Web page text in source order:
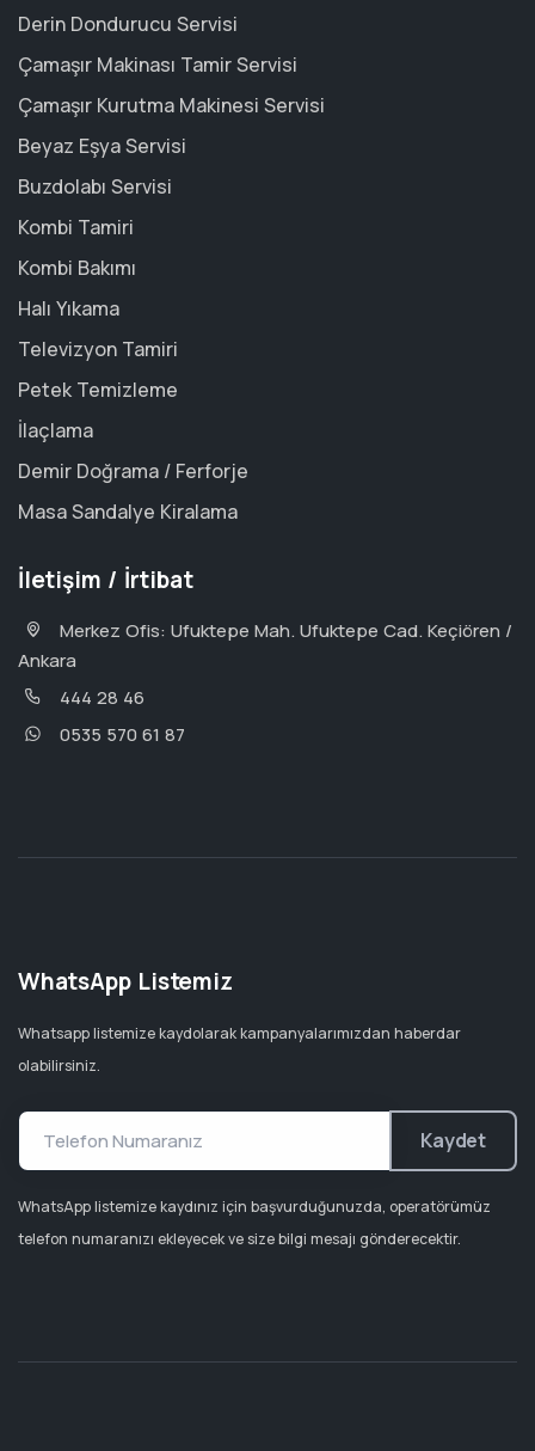
Derin Dondurucu Servisi
Çamaşır Makinası Tamir Servisi
Çamaşır Kurutma Makinesi Servisi
Beyaz Eşya Servisi
Buzdolabı Servisi
Kombi Tamiri
Kombi Bakımı
Halı Yıkama
Televizyon Tamiri
Petek Temizleme
İlaçlama
Demir Doğrama / Ferforje
Masa Sandalye Kiralama
İletişim / İrtibat
Merkez Ofis: Ufuktepe Mah. Ufuktepe Cad. Keçiören /
Ankara
444 28 46
0535 570 61 87
WhatsApp Listemiz
Whatsapp listemize kaydolarak kampanyalarımızdan haberdar
olabilirsiniz.
Kaydet
WhatsApp listemize kaydınız için başvurduğunuzda, operatörümüz
telefon numaranızı ekleyecek ve size bilgi mesajı gönderecektir.